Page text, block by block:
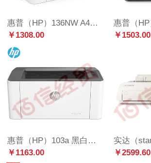
惠普（HP）136NW A4幅面黑白激光一体机 打印/复印/平板扫描三合一 20页/分 USB2.0+Wifi+有线
￥1308.00
￥1503.00
惠普（HP）103a 黑白激光打印机 家用办公迷你小型
￥1163.00
￥2599.60